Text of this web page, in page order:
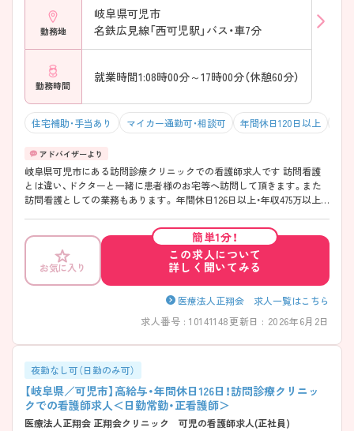
勤務地
岐阜県可児市
名鉄広見線「西可児駅」バス・車7分
勤務時間
就業時間1:08時00分～17時00分（休憩60分）
住宅補助・手当あり マイカー通勤可・相談可 年間休日120日以上
岐阜県可児市にある訪問診療クリニックでの看護師求人です 訪問看護
とは違い、ドクターと一緒に患者様のお宅等へ訪問して頂きます。また
訪問看護としての業務もあります。 年間休日126日以上・年収475万以上
お気に入り
簡単1分！
この求人について
詳しく聞いてみる
医療法人正翔会 求人一覧はこちら
求人番号 : 10141148更新日 : 2026年6月2日
夜勤なし可（日勤のみ可）
【岐阜県／可児市】高給与・年間休日126日！訪問診療クリニッ
クでの看護師求人＜日勤常勤・正看護師＞
医療法人正翔会 正翔会クリニック 可児の看護師求人(正社員)